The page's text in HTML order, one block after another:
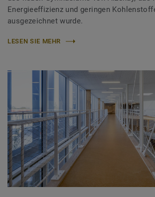
Energieeffizienz und geringen
ausgezeichnet wurde.
LESEN SIE MEHR